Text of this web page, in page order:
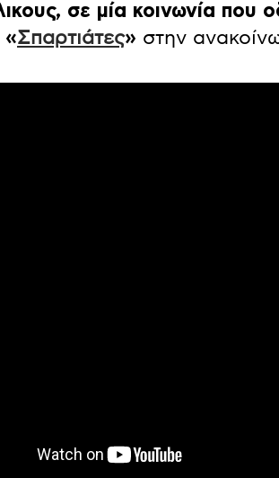
σε μία κοινωνία που
«Σπαρτιάτες» στην